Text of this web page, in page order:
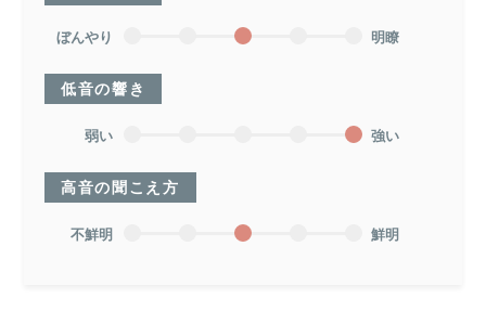
ぼんやり 明瞭
低音の響き
弱い 強い
高音の聞こえ方
不鮮明 鮮明